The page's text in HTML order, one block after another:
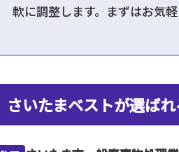
軟に調整します。まずはお気軽
さいたまベストが選ば